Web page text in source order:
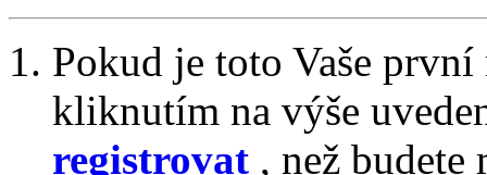
Pokud je toto Vaše
kliknutím na výše
registrovat , než